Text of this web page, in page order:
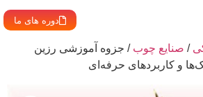
دوره های ما
/ صنایع چوب / جزوه آموزشی رزین
و کاربردهای حرفه‌ای